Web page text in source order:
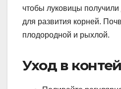
чтобы луковицы получили
для развития корней.
плодородной и рыхлой.
Уход в